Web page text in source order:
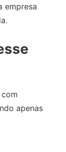
empresa
apenas